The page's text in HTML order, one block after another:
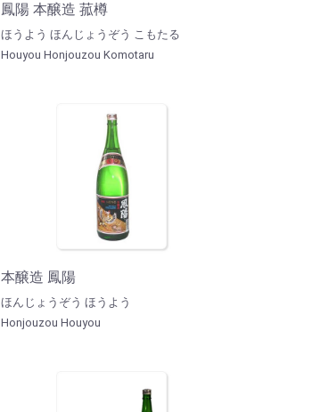
鳳陽 本醸造 菰樽
ほうよう ほんじょうぞう こもたる
Houyou Honjouzou Komotaru
本醸造 鳳陽
ほんじょうぞう ほうよう
Honjouzou Houyou